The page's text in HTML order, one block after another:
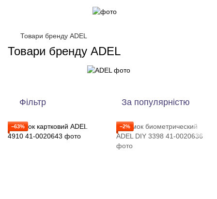
Товари бренду ADEL
Товари бренду ADEL
Фільтр За популярністю
−63% −2%